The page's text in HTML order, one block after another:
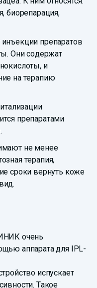
биорепарация,
препаратов
Они содержат
и
на терапию
препаратами
не менее
терапия,
сроки вернуть коже
очень
аппарата для IPL-
испускает
Такое